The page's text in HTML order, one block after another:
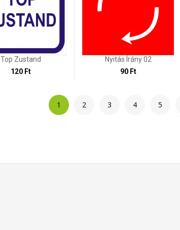
Top Zustand
120 Ft
Nyitás Írány 02
90 Ft
1 2 3 4 5